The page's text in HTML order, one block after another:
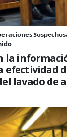
la
efectividad
lavado de